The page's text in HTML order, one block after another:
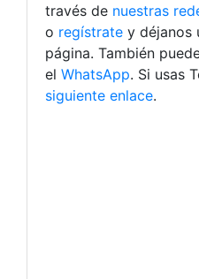
través de nuestras
o regístrate y déjanos
página. También
el WhatsApp. Si usas
siguiente enlace.